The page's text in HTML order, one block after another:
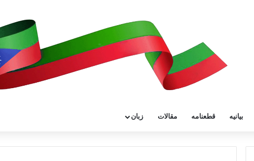
بیانیه قطعنامه مقالات زبان